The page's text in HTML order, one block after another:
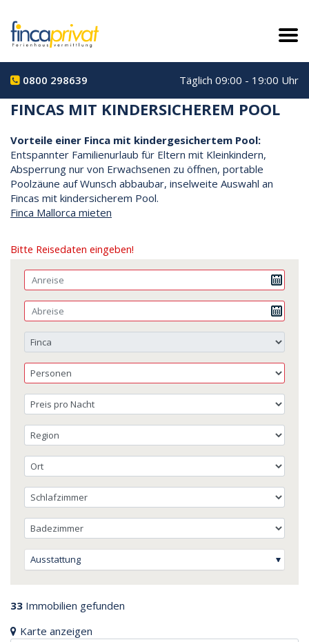
0800 298639 Täglich 09:00 - 19:00 Uhr
FINCAS MIT KINDERSICHEREM POOL
Vorteile einer Finca mit kindergesichertem Pool:
Entspannter Familienurlaub für Eltern mit Kleinkindern,
Absperrung nur von Erwachsenen zu öffnen, portable
Poolzäune auf Wunsch abbaubar, inselweite Auswahl an
Fincas mit kindersicherem Pool.
Finca Mallorca mieten
Bitte Reisedaten eingeben!
Ausstattung
33 Immobilien gefunden
Karte anzeigen